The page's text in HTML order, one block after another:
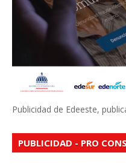
Publicidad de Edeeste,
PUBLICIDAD - PRO